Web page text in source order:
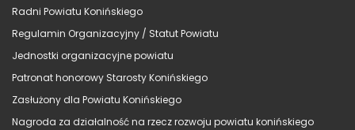
Radni Powiatu Konińskiego
Regulamin Organizacyjny / Statut Powiatu
Jednostki organizacyjne powiatu
Patronat honorowy Starosty Konińskiego
Zasłużony dla Powiatu Konińskiego
Nagroda za działalność na rzecz rozwoju powiatu konińskiego